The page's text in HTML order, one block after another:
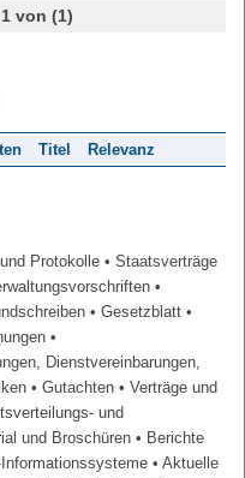
von (1)
Titel Relevanz
Protokolle • Staatsverträge
•
• Gesetzblatt •
•
Dienstvereinbarungen,
• Gutachten • Verträge und
und
und Broschüren • Berichte
• Aktuelle